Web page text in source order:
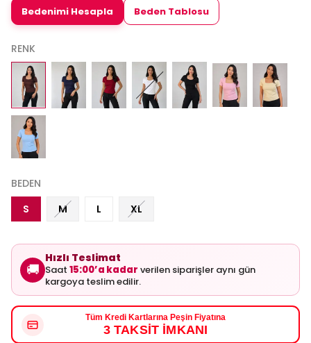
Bedenimi Hesapla Beden Tablosu
RENK
BEDEN
S
M L XL
🚚
Hızlı Teslimat
Saat 15:00’a kadar verilen siparişler aynı gün
kargoya teslim edilir.
Tüm Kredi Kartlarına Peşin Fiyatına
3 TAKSİT İMKANI